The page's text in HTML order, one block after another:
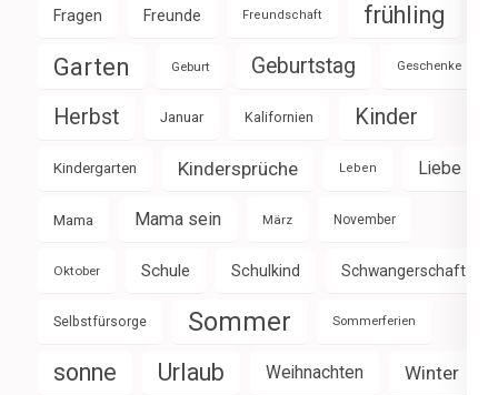
Fragen Freunde Freundschaft frühling
Garten Geburt Geburtstag Geschenke
Herbst Januar Kalifornien Kinder
Kindergarten Kindersprüche Leben Liebe
Mama Mama sein März November
Oktober Schule Schulkind Schwangerschaft
Selbstfürsorge Sommer Sommerferien
sonne Urlaub Weihnachten Winter